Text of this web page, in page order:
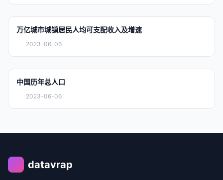
万亿城市城镇居民人均可支配收入及增速
2023-06-06
中国历年总人口
2023-06-06
datavrap